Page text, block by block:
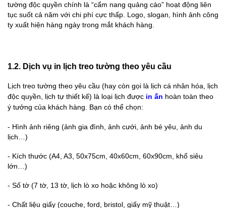
tường độc quyền chính là “cẩm nang quảng cáo” hoạt động liên
tục suốt cả năm với chi phí cực thấp. Logo, slogan, hình ảnh công
ty xuất hiện hàng ngày trong mắt khách hàng.
1.2. Dịch vụ in lịch treo tường theo yêu cầu
Lịch treo tường theo yêu cầu (hay còn gọi là lịch cá nhân hóa, lịch
độc quyền, lịch tự thiết kế) là loại lịch được in ấn hoàn toàn theo
ý tưởng của khách hàng. Bạn có thể chọn:
- Hình ảnh riêng (ảnh gia đình, ảnh cưới, ảnh bé yêu, ảnh du
lịch…)
- Kích thước (A4, A3, 50x75cm, 40x60cm, 60x90cm, khổ siêu
lớn…)
- Số tờ (7 tờ, 13 tờ, lịch lò xo hoặc không lò xo)
- Chất liệu giấy (couche, ford, bristol, giấy mỹ thuật…)